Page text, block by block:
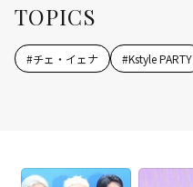
TOPICS
#チェ・イェナ #Kstyle PARTY